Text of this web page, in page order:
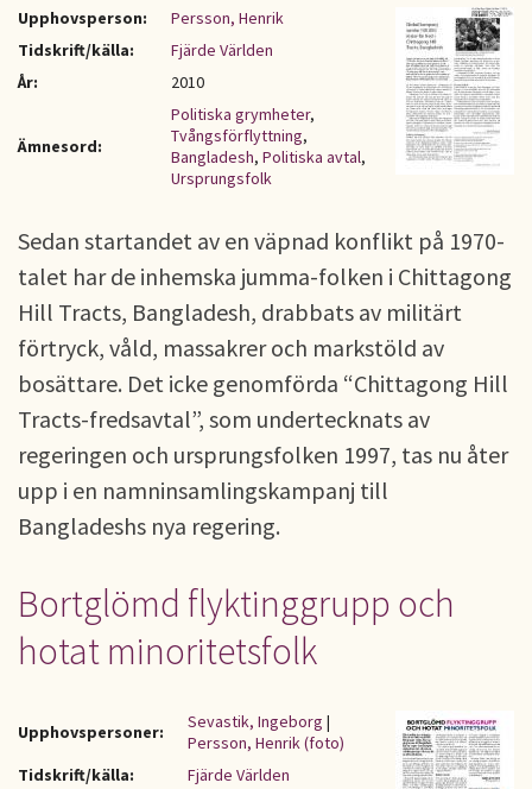
Upphovsperson:
Persson, Henrik
Tidskrift/källa:
Fjärde Världen
År:
2010
Ämnesord:
Politiska grymheter,
Tvångsförflyttning,
Bangladesh, Politiska avtal,
Ursprungsfolk
Sedan startandet av en väpnad konflikt på 1970-
talet har de inhemska jumma-folken i Chittagong
Hill Tracts, Bangladesh, drabbats av militärt
förtryck, våld, massakrer och markstöld av
bosättare. Det icke genomförda “Chittagong Hill
Tracts-fredsavtal”, som undertecknats av
regeringen och ursprungsfolken 1997, tas nu åter
upp i en namninsamlingskampanj till
Bangladeshs nya regering.
Bortglömd flyktinggrupp och
hotat minoritetsfolk
Upphovspersoner: Sevastik, Ingeborg |
Persson, Henrik (foto)
Tidskrift/källa:
Fjärde Världen